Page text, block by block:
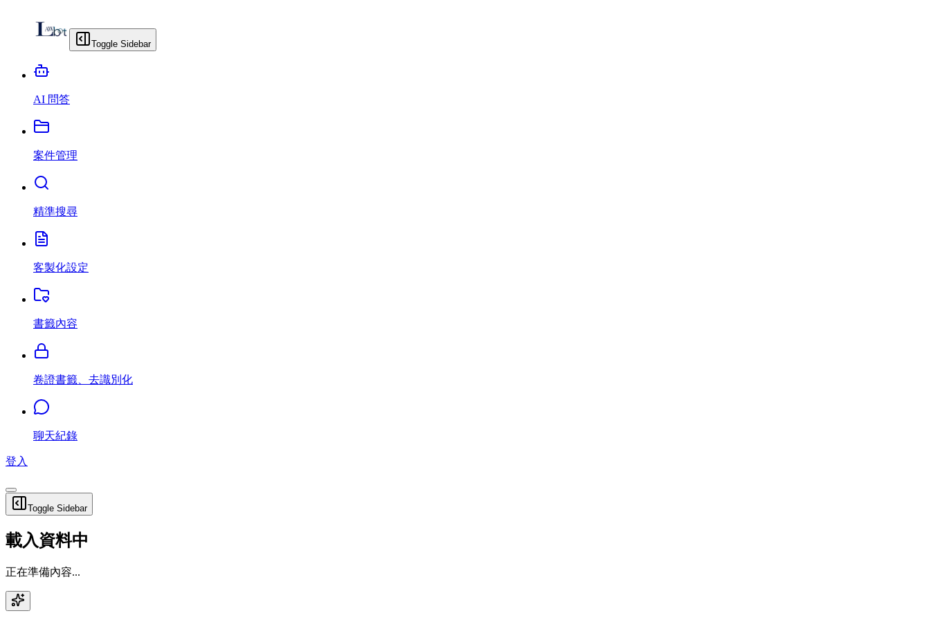
Toggle Sidebar
AI 問答
案件管理
精準搜尋
客製化設定
書籤內容
卷證書籤、去識別化
聊天紀錄
登入
Toggle Sidebar
載入資料中
正在準備內容...